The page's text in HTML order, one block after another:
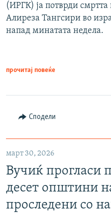
(ИРГК) ја потврди
Алиреза Тангсири во
напад минатата недела.
прочитај повеќе
Сподели
март 30, 2026
Вучиќ прогласи
десет општини
проследени со